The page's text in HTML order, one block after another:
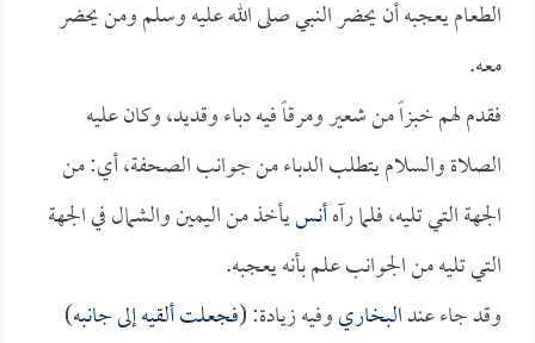
الطعام يعجبه أن يحضر النبي صلى الله عليه وسلم ومن يحضر
معه.
فقدم لهم خبزاً من شعير ومرقاً فيه دباء وقديد، وكان عليه
الصلاة والسلام يتطلب الدباء من جوانب الصحفة، أي: من
الجهة التي تليه، فلما رآهأنسيأخذ من اليمين والشمال في الجهة
التي تليه من الجوانب علم بأنه يعجبه.
وقد جاء عندالبخاريوفيه زيادة: (فجعلت ألقيه إلى جانبه)